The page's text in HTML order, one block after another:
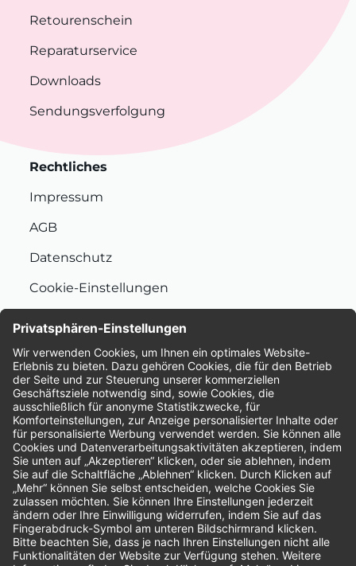
Retourenschein
Reparaturservice
Downloads
Sendungsverfolgung
Rechtliches
Impressum
AGB
Datenschutz
Cookie-Einstellungen
Bewertungen